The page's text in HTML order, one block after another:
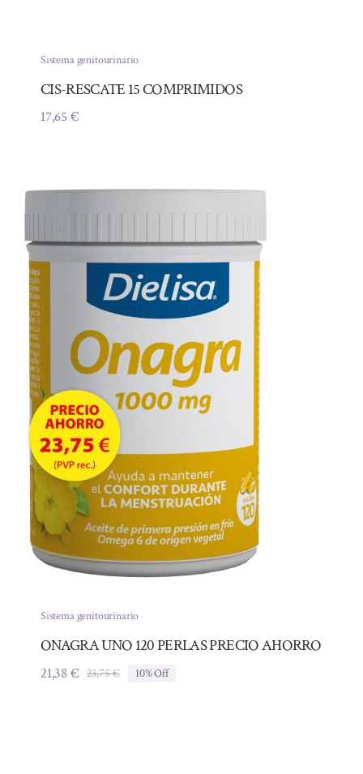
Sistema genitourinario
CIS-RESCATE 15 COMPRIMIDOS
17,65 €
Sistema genitourinario
ONAGRA UNO 120 PERLAS PRECIO AHORRO
23,75€El
21,38 €
El
10% Off